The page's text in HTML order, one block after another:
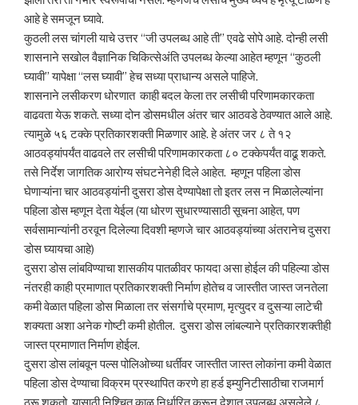
आहे हे समजून घ्यावे.
कुठली लस चांगली याचे उत्तर “जी उपलब्ध आहे ती” एवढे सोपे आहे. दोन्ही लसी
शासनाने सखोल वैज्ञानिक चिकित्सेअंति उपलब्ध केल्या आहेत म्हणून “कुठली
घ्यावी” यापेक्षा “लस घ्यावी” हेच सध्या प्राधान्य असले पाहिजे.
शासनाने लसीकरण धोरणात काही बदल केला तर लसीची परिणामकारकता
वाढवता येऊ शकते. सध्या दोन डोसमधील अंतर चार आठवडे ठेवण्यात आले आहे.
त्यामुळे ५६ टक्के प्रतिकारशक्ती मिळणार आहे. हे अंतर जर ८ ते १२
आठवड्यांपर्यंत वाढवले तर लसीची परिणामकारकता ८० टक्केपर्यंत वाढू शकते.
तसे निर्देश जागतिक आरोग्य संघटनेनेही दिले आहेत. म्हणून पहिला डोस
घेणाऱ्यांना चार आठवड्यांनी दुसरा डोस देण्यापेक्षा तो इतर लस न मिळालेल्यांना
पहिला डोस म्हणून देता येईल (या धोरण सुधारण्यासाठी सूचना आहेत, पण
सर्वसामान्यांनी ठरवून दिलेल्या दिवशी म्हणजे चार आठवड्यांच्या अंतरानेच दुसरा
डोस घ्यायचा आहे)
दुसरा डोस लांबविण्याचा शासकीय पातळीवर फायदा असा होईल की पहिल्या डोस
नंतरही काही प्रमाणात प्रतिकारशक्ती निर्माण होतेच व जास्तीत जास्त जनतेला
कमी वेळात पहिला डोस मिळाला तर संसर्गाचे प्रमाण, मृत्युदर व दुसऱ्या लाटेची
शक्यता अशा अनेक गोष्टी कमी होतील. दुसरा डोस लांबल्याने प्रतिकारशक्तीही
जास्त प्रमाणात निर्माण होईल.
दुसरा डोस लांबवून पल्स पोलिओच्या धर्तीवर जास्तीत जास्त लोकांना कमी वेळात
पहिला डोस देण्याचा विक्रम प्रस्थापित करणे हा हर्ड इम्युनिटीसाठीचा राजमार्ग